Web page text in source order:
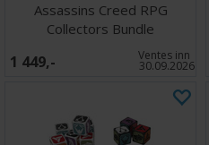
Assassins Creed RPG
Collectors Bundle
1 449,- Ventes inn
30.09.2026